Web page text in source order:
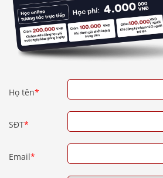
Họ tên*
SĐT*
Email*